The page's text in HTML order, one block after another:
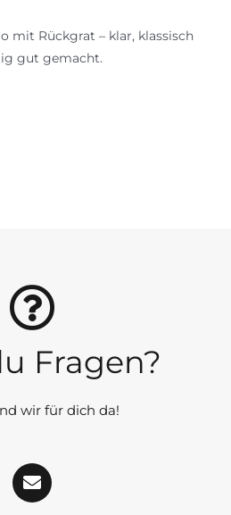
mit Rückgrat – klar, klassisch
gut gemacht.
Fragen?
wir für dich da!